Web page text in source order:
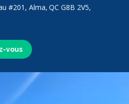
vous
#201, Alma, QC G8B 2V5,